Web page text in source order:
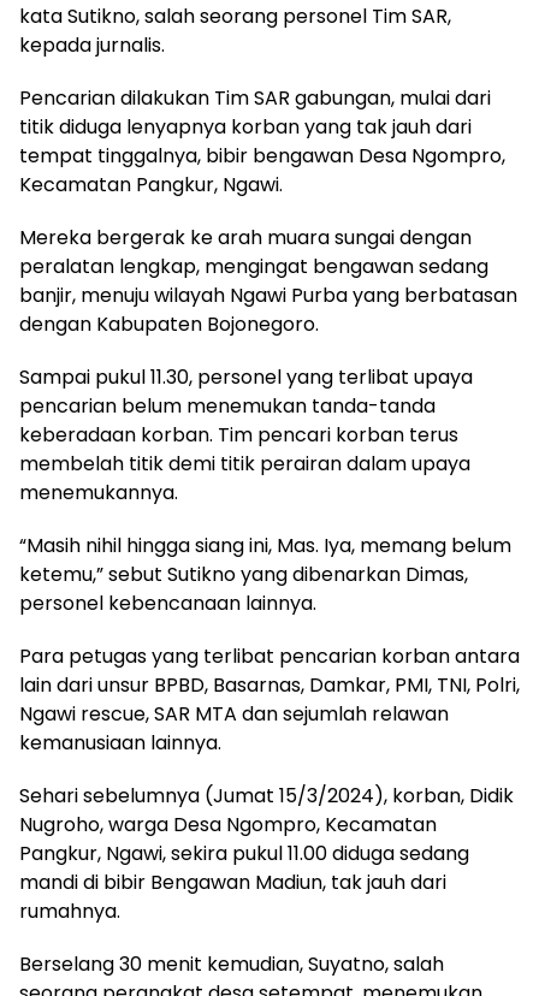
kata Sutikno, salah seorang personel Tim SAR,
kepada jurnalis.
Pencarian dilakukan Tim SAR gabungan, mulai dari
titik diduga lenyapnya korban yang tak jauh dari
tempat tinggalnya, bibir bengawan Desa Ngompro,
Kecamatan Pangkur, Ngawi.
Mereka bergerak ke arah muara sungai dengan
peralatan lengkap, mengingat bengawan sedang
banjir, menuju wilayah Ngawi Purba yang berbatasan
dengan Kabupaten Bojonegoro.
Sampai pukul 11.30, personel yang terlibat upaya
pencarian belum menemukan tanda-tanda
keberadaan korban. Tim pencari korban terus
membelah titik demi titik perairan dalam upaya
menemukannya.
“Masih nihil hingga siang ini, Mas. Iya, memang belum
ketemu,” sebut Sutikno yang dibenarkan Dimas,
personel kebencanaan lainnya.
Para petugas yang terlibat pencarian korban antara
lain dari unsur BPBD, Basarnas, Damkar, PMI, TNI, Polri,
Ngawi rescue, SAR MTA dan sejumlah relawan
kemanusiaan lainnya.
Sehari sebelumnya (Jumat 15/3/2024), korban, Didik
Nugroho, warga Desa Ngompro, Kecamatan
Pangkur, Ngawi, sekira pukul 11.00 diduga sedang
mandi di bibir Bengawan Madiun, tak jauh dari
rumahnya.
Berselang 30 menit kemudian, Suyatno, salah